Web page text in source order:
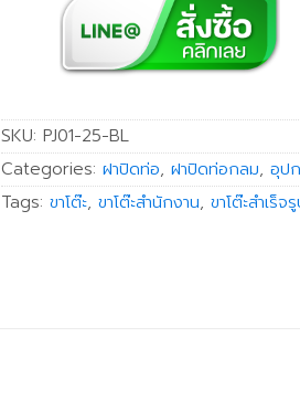
SKU: PJ01-25-BL
Categories: ฝาปิดท่อ, ฝาปิดท่อกลม, อุป
Tags: ขาโต๊ะ, ขาโต๊ะสำนักงาน, ขาโต๊ะสำเร็จ